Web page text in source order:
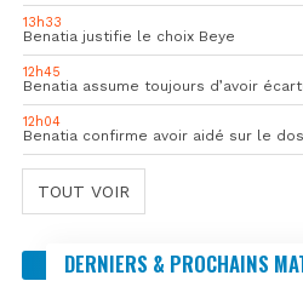
13h33
Benatia justifie le choix Beye
12h45
Benatia assume toujours d’avoir
12h04
Benatia confirme avoir aidé sur le
TOUT VOIR
DERNIERS & PROCHAINS